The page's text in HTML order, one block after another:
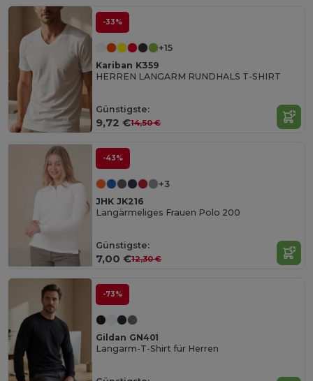
-33%
+15
Kariban K359
HERREN LANGARM RUNDHALS T-SHIRT
Günstigste:
9,72 €14,50 €
-43%
+3
JHK JK216
Langärmeliges Frauen Polo 200
Günstigste:
7,00 €12,30 €
-73%
Gildan GN401
Langarm-T-Shirt für Herren